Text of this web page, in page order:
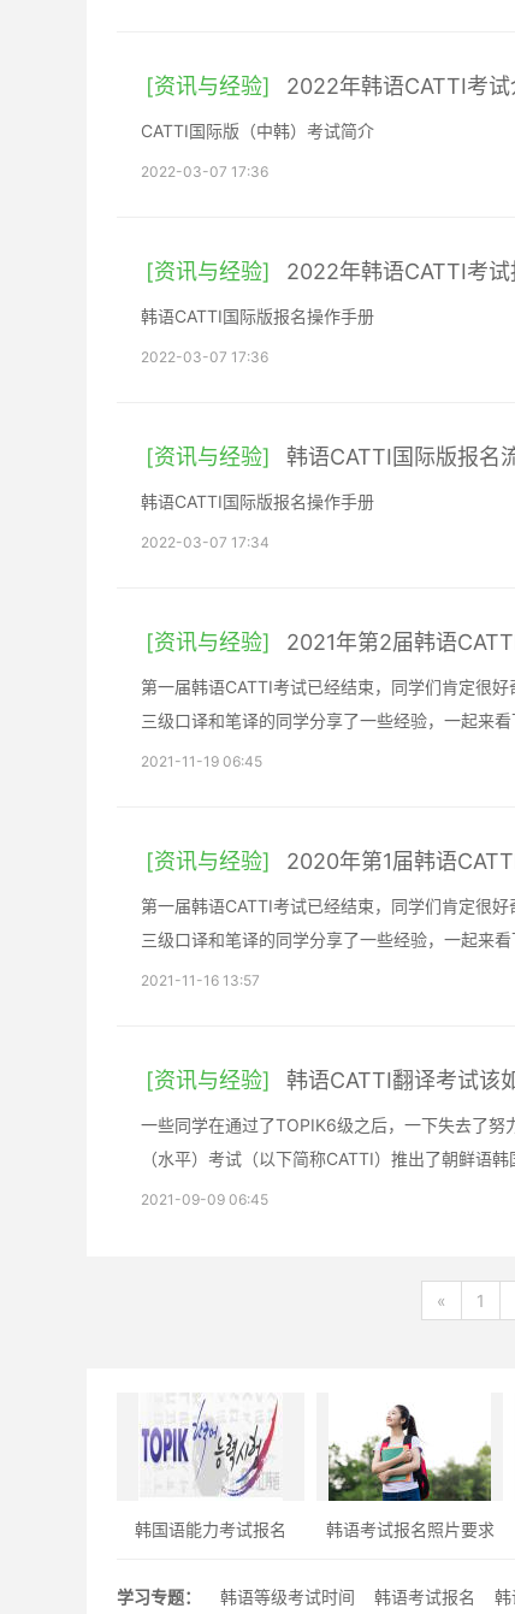
[资讯与经验] 2022年韩语CATTI考试
CATTI国际版（中韩）考试简介
2022-03-07 17:36
[资讯与经验] 2022年韩语CATTI考试
韩语CATTI国际版报名操作手册
2022-03-07 17:36
[资讯与经验] 韩语CATTI国际版报名
韩语CATTI国际版报名操作手册
2022-03-07 17:34
[资讯与经验] 2021年第2届韩语
第一届韩语CATTI考试已经结束，同学们肯定很
三级口译和笔译的同学分享了一些经验，一起来看
2021-11-19 06:45
[资讯与经验] 2020年第1届韩语
第一届韩语CATTI考试已经结束，同学们肯定很
三级口译和笔译的同学分享了一些经验，一起来看
2021-11-16 13:57
[资讯与经验] 韩语CATTI翻译考试该
一些同学在通过了TOPIK6级之后，一下失去了
（水平）考试（以下简称CATTI）推出了朝鲜语
2021-09-09 06:45
« 1
韩国语能力考试报名 韩语考试报名照片要求
学习专题： 韩语等级考试时间 韩语考试报名